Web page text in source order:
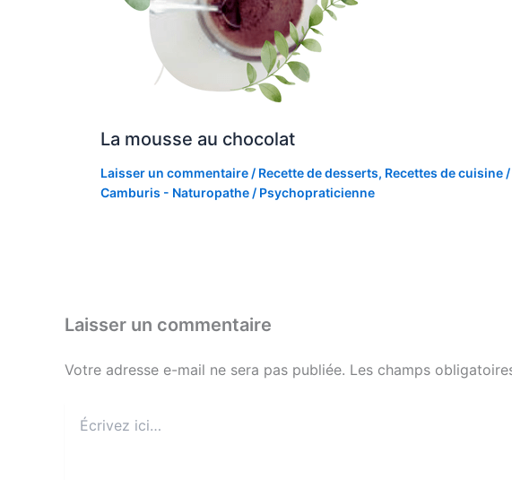
La mousse au chocolat
Laisser un commentaire / Recette de desserts, Recettes de cuisine
Camburis - Naturopathe / Psychopraticienne
Laisser un commentaire
Votre adresse e-mail ne sera pas publiée. Les champs
ici…